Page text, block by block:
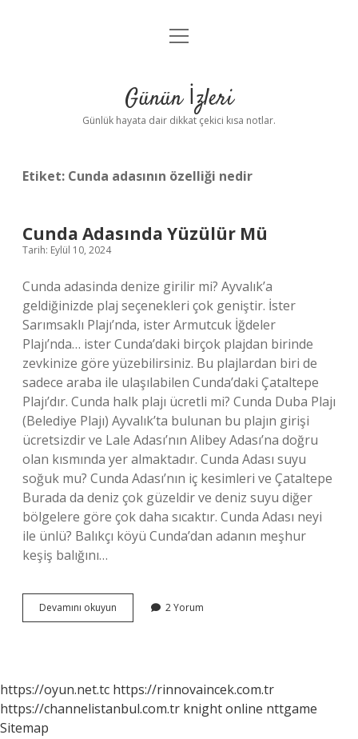
Anasayfa
Yasal Uyarı
menüyü
Günün İzleri
Günlük hayata dair dikkat çekici kısa notlar.
Etiket: Cunda adasının özelliği nedir
Cunda Adasında Yüzülür Mü
Tarih: Eylül 10, 2024
Cunda adasinda denize girilir mi? Ayvalık’a
geldiğinizde plaj seçenekleri çok geniştir. İster
Sarımsaklı Plajı’nda, ister Armutcuk İğdeler
Plajı’nda… ister Cunda’daki birçok plajdan birinde
zevkinize göre yüzebilirsiniz. Bu plajlardan biri de
sadece araba ile ulaşılabilen Cunda’daki Çataltepe
Plajı’dır. Cunda halk plajı ücretli mi? Cunda Duba Plajı
(Belediye Plajı) Ayvalık’ta bulunan bu plajın girişi
ücretsizdir ve Lale Adası’nın Alibey Adası’na doğru
olan kısmında yer almaktadır. Cunda Adası suyu
soğuk mu? Cunda Adası’nın iç kesimleri ve Çataltepe
Burada da deniz çok güzeldir ve deniz suyu diğer
bölgelere göre çok daha sıcaktır. Cunda Adası neyi
ile ünlü? Balıkçı köyü Cunda’dan adanın meşhur
keşiş balığını…
Devamını okuyun
Adasında
2 Yorum
https://oyun.net.tc https://rinnovaincek.com.tr
https://channelistanbul.com.tr knight online nttgame
Sitemap